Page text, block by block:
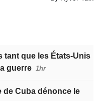
tant que les États-Unis
guerre 1hr
de Cuba dénonce le